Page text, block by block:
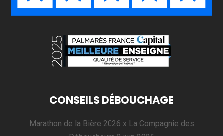
CONSEILS DÉBOUCHAGE
Marathon de la Bière 2026 x La Compagnie des